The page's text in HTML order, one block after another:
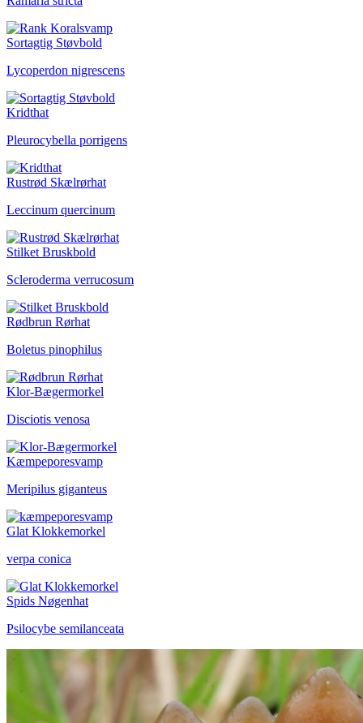
Sortagtig Støvbold
Lycoperdon nigrescens
Kridthat
Pleurocybella porrigens
Rustrød Skælrørhat
Leccinum quercinum
Stilket Bruskbold
Scleroderma verrucosum
Rødbrun Rørhat
Boletus pinophilus
Klor-Bægermorkel
Disciotis venosa
Kæmpeporesvamp
Meripilus giganteus
Glat Klokkemorkel
verpa conica
Spids Nøgenhat
Psilocybe semilanceata